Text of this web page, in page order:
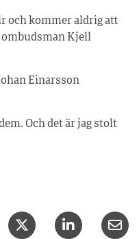
och kommer aldrig att
ombudsman Kjell
Einarsson
Och det är jag stolt